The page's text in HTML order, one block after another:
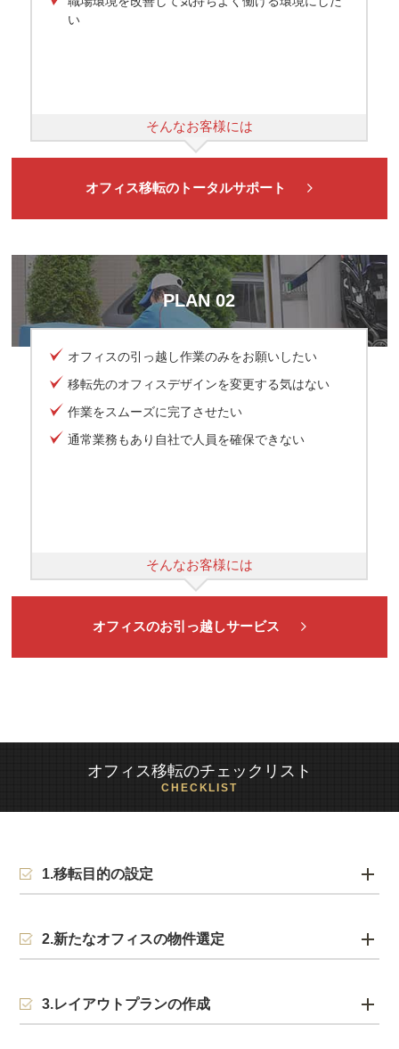
い
そんなお客様には
オフィス移転のトータルサポート
PLAN 02
オフィスの引っ越し作業のみをお願いしたい
移転先のオフィスデザインを変更する気はない
作業をスムーズに完了させたい
通常業務もあり自社で人員を確保できない
そんなお客様には
オフィスのお引っ越しサービス
オフィス移転のチェックリスト
CHECKLIST
1.移転目的の設定
2.新たなオフィスの物件選定
3.レイアウトプランの作成